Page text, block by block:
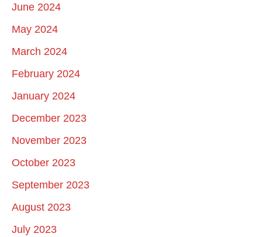
June 2024
May 2024
March 2024
February 2024
January 2024
December 2023
November 2023
October 2023
September 2023
August 2023
July 2023